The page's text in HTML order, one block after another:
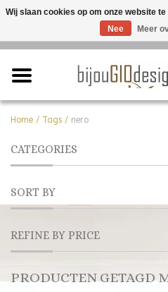
Home / Tags / nero
CATEGORIES
SORT BY
REFINE BY PRICE
PRODUCTEN GETAGD
Wij slaan cookies op om onze website
Nee
Meer